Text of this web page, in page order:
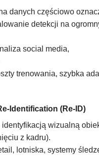
danych częściowo
detekcji na
social media,
trenowania, szybka
Identification (Re-ID)
wizualną
z kadru).
lotniska, systemy